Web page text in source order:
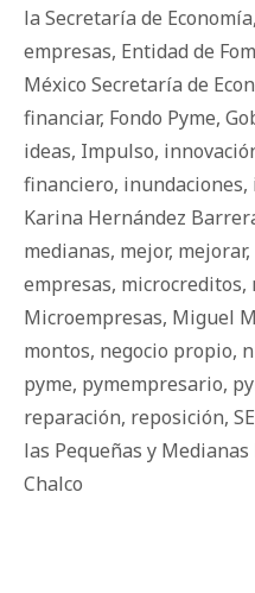
la Secretaría de Economía,
empresas, Entidad de
México Secretaría de
financiar, Fondo Pyme,
ideas, Impulso,
financiero, inundaciones,
Karina Hernández
medianas, mejor, mejorar,
empresas, microcreditos,
Microempresas, Miguel
montos, negocio propio,
pyme, pymempresario,
reparación, reposición, SE
las Pequeñas y Medianas
Chalco